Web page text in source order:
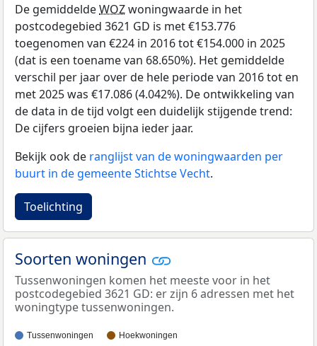
De gemiddeldeWOZwoningwaarde in het
postcodegebied 3621 GD is met €153.776
toegenomen van €224 in 2016 tot €154.000 in 2025
(dat is een toename van 68.650%). Het gemiddelde
verschil per jaar over de hele periode van 2016 tot en
met 2025 was €17.086 (4.042%). De ontwikkeling van
de data in de tijd volgt een duidelijk stijgende trend:
De cijfers groeien bijna ieder jaar.
Bekijk ook de ranglijst van de woningwaarden per
buurt in de gemeente Stichtse Vecht.
Toelichting
Soorten woningen
Tussenwoningen komen het meeste voor in het
postcodegebied 3621 GD: er zijn 6 adressen met het
woningtype tussenwoningen.
Tussenwoningen Hoekwoningen